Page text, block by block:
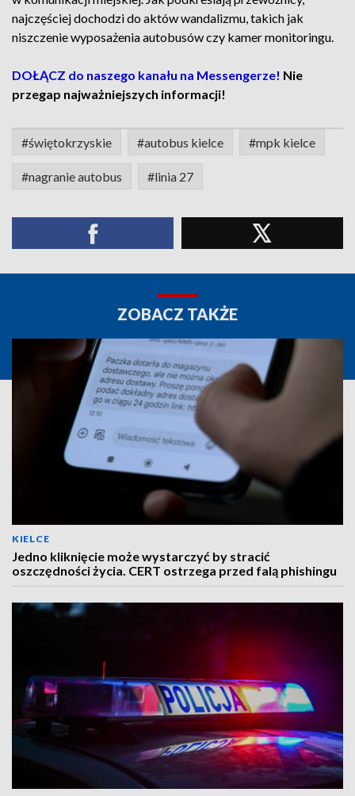
najczęściej dochodzi do aktów wandalizmu, takich jak
niszczenie wyposażenia autobusów czy kamer monitoringu.
DOŁĄCZ do naszego kanału na Messengerze! Nie
przegap najważniejszych informacji!
#świętokrzyskie #autobus kielce #mpk kielce
#nagranie autobus #linia 27
ZOBACZ TAKŻE
KIELCE
Jedno kliknięcie może wystarczyć by stracić
oszczędności życia. CERT ostrzega przed falą phishingu